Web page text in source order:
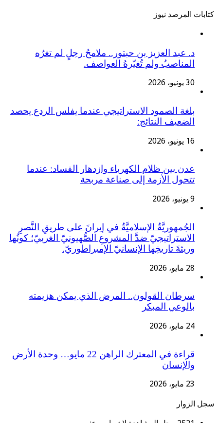
كتابات المرصد نيوز
د. ​عبد العزيز بن حبتور.. ملامحُ رجلٍ لم تغرُه
المناصبُ ولم تُغيّرهُ العواصف.
30 يونيو، 2026
بلغة الصمود الاستراتيجي عندما يفلس الردع يحصد
الضعيف النتائج:
16 يونيو، 2026
عدن بين ظلام الكهرباء وازدهار الفساد: عندما
تتحول الأزمة إلى صناعة مربحة
9 يونيو، 2026
الجُمهوريَّةُ الإسلاميَّةُ في إيرانَ على طريقِ النَّصرِ
الاستراتيجيّ ضدَّ المشروعِ الصُّهيونيّ الغربيّ؛ كونُها
وريثةَ تاريخِها الإنسانيّ الإمبراطوريّ.
28 مايو، 2026
سرطان القولون.. المرض الذي يمكن هزيمته
بالوعي المبكر
24 مايو، 2026
قراءة في المعترك الراهن 22 مايو… وحدة الأرض
والإنسان
23 مايو، 2026
سجل الزوار